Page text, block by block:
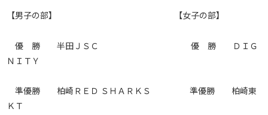
【男子の部】 【女子の部】
優 勝 半田ＪＳＣ 優 勝 ＤＩＧ
ＮＩＴＹ
準優勝 柏崎ＲＥＤ ＳＨＡＲＫＳ 準優勝 柏崎東
ＫＴ